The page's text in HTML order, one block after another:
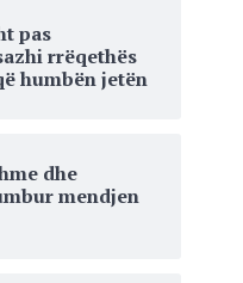
pas
rrëqethës
humbën jetën
dhe
mendjen